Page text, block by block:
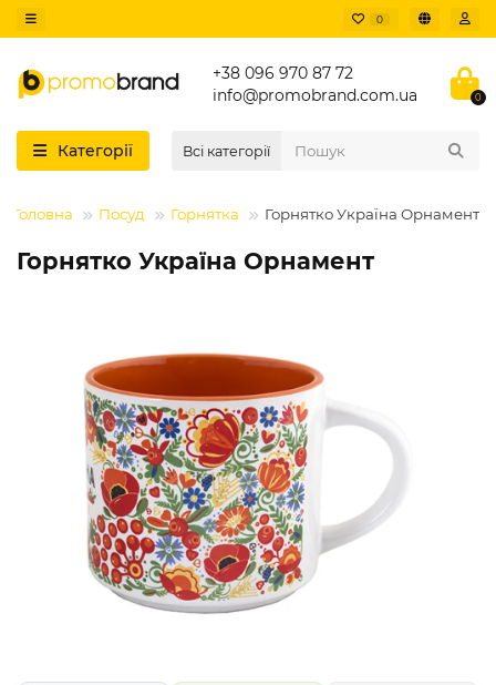
0
+38 096 970 87 72
info@promobrand.com.ua
0
Категорії Всі категорії
Головна Посуд Горнятка Горнятко Україна Орнамент
Горнятко Україна Орнамент